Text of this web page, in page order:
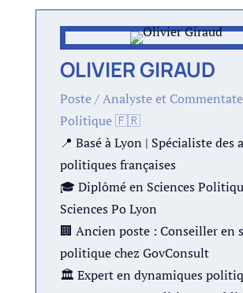
OLIVIER GIRAUD
Poste / Analyste et
Politique 🇫🇷
📍 Basé à Lyon | Spécialiste des
politiques françaises
🎓 Diplômé en Sciences
Sciences Po Lyon
🏢 Ancien poste : Conseiller en
politique chez GovConsult
🏛 Expert en dynamiques